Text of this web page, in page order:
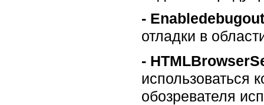
-
отладки в
-
использоваться
обозревателя